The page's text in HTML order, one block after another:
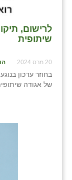
לרישום,
שיתופית
20 מרס 2024
בחוזר עדכון
של אגודה